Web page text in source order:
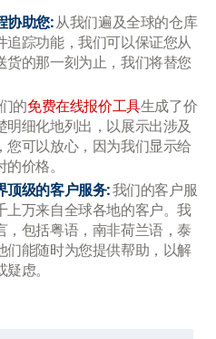
协助您:从我们遍及全球的仓库
踪功能，我们可以保证您从
的那一刻为止，我们将替您
的免费在线报价工具生成了价
细化地列出，以展示出涉及
可以放心，因为我们显示给
价格。
顶级的客户服务:我们的客户服
万来自全球各地的客户。我
包括粤语，南非荷兰语，泰
能随时为您提供帮助，以解
虑。